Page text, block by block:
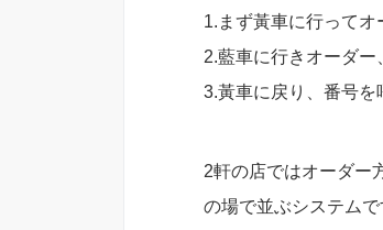
1.まず黃車に行ってオ
2.藍車に行きオーダー
3.黃車に戻り、番号を
2軒の店ではオーダー
の場で並ぶシステム